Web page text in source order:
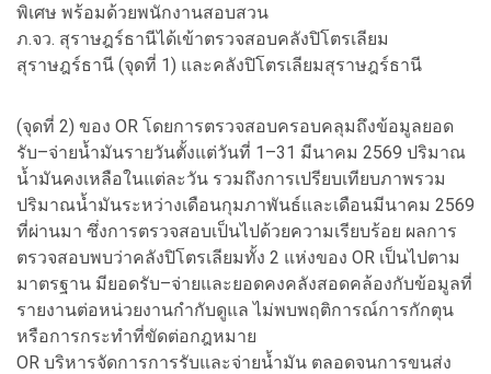
พิเศษ พร้อมด้วยพนักงานสอบสวน
ภ.จว. สุราษฎร์ธานีได้เข้าตรวจสอบคลังปิโตรเลียม
สุราษฎร์ธานี (จุดที่ 1) และคลังปิโตรเลียมสุราษฎร์ธานี
(จุดที่ 2) ของ OR โดยการตรวจสอบครอบคลุมถึงข้อมูลยอด
รับ–จ่ายน้ำมันรายวันตั้งแต่วันที่ 1–31 มีนาคม 2569 ปริมาณ
น้ำมันคงเหลือในแต่ละวัน รวมถึงการเปรียบเทียบภาพรวม
ปริมาณน้ำมันระหว่างเดือนกุมภาพันธ์และเดือนมีนาคม 2569
ที่ผ่านมา ซึ่งการตรวจสอบเป็นไปด้วยความเรียบร้อย ผลการ
ตรวจสอบพบว่าคลังปิโตรเลียมทั้ง 2 แห่งของ OR เป็นไปตาม
มาตรฐาน มียอดรับ–จ่ายและยอดคงคลังสอดคล้องกับข้อมูลที่
รายงานต่อหน่วยงานกำกับดูแล ไม่พบพฤติการณ์การกักตุน
หรือการกระทำที่ขัดต่อกฎหมาย
OR บริหารจัดการการรับและจ่ายน้ำมัน ตลอดจนการขนส่ง